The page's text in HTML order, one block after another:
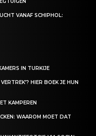
VANAF SCHIPHOL:
IN TURKIJE
HIER BOEK JE HUN
KAMPEREN
WAAROM MOET DAT